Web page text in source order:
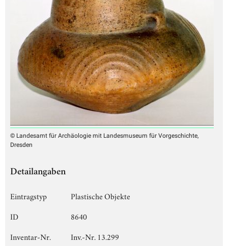
© Landesamt für Archäologie mit Landesmuseum für Vorgeschichte,
Dresden
Detailangaben
Eintragstyp
Plastische Objekte
ID
8640
Inventar-Nr.
Inv.-Nr. 13.299